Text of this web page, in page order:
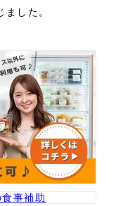
した。